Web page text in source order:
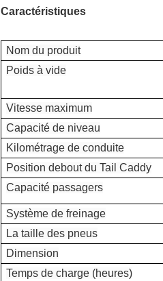
Caractéristiques
Nom du produit
Poids à vide
Vitesse maximum
Capacité de niveau
Kilométrage de conduite
Position debout du Tail Caddy
Capacité passagers
Système de freinage
La taille des pneus
Dimension
Temps de charge (heures)